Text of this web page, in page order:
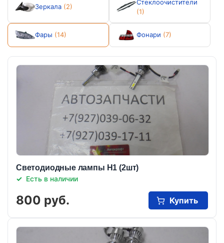
Зеркала (2)
Стеклоочистители
(1)
Фары (14) Фонари (7)
Светодиодные лампы Н1 (2шт)
Есть в наличии
800 руб. Купить